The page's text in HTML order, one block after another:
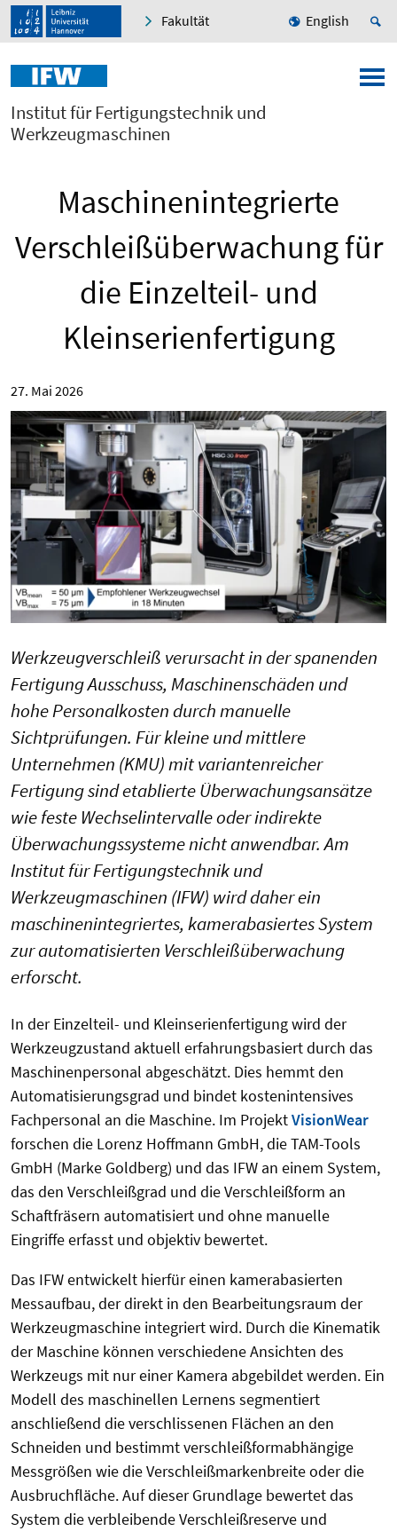
Fakultät English
Institut für Fertigungstechnik und
Werkzeugmaschinen
Maschinenintegrierte
Verschleißüberwachung für
die Einzelteil- und
Kleinserienfertigung
27. Mai 2026
Werkzeugverschleiß verursacht in der spanenden
Fertigung Ausschuss, Maschinenschäden und
hohe Personalkosten durch manuelle
Sichtprüfungen. Für kleine und mittlere
Unternehmen (KMU) mit variantenreicher
Fertigung sind etablierte Überwachungsansätze
wie feste Wechselintervalle oder indirekte
Überwachungssysteme nicht anwendbar. Am
Institut für Fertigungstechnik und
Werkzeugmaschinen (IFW) wird daher ein
maschinenintegriertes, kamerabasiertes System
zur automatisierten Verschleißüberwachung
erforscht.
In der Einzelteil- und Kleinserienfertigung wird der
Werkzeugzustand aktuell erfahrungsbasiert durch das
Maschinenpersonal abgeschätzt. Dies hemmt den
Automatisierungsgrad und bindet kostenintensives
Fachpersonal an die Maschine. Im ProjektVisionWear
forschen die Lorenz Hoffmann GmbH, die TAM-Tools
GmbH (Marke Goldberg) und das IFW an einem System,
das den Verschleißgrad und die Verschleißform an
Schaftfräsern automatisiert und ohne manuelle
Eingriffe erfasst und objektiv bewertet.
Das IFW entwickelt hierfür einen kamerabasierten
Messaufbau, der direkt in den Bearbeitungsraum der
Werkzeugmaschine integriert wird. Durch die Kinematik
der Maschine können verschiedene Ansichten des
Werkzeugs mit nur einer Kamera abgebildet werden. Ein
Modell des maschinellen Lernens segmentiert
anschließend die verschlissenen Flächen an den
Schneiden und bestimmt verschleißformabhängige
Messgrößen wie die Verschleißmarkenbreite oder die
Ausbruchfläche. Auf dieser Grundlage bewertet das
System die verbleibende Verschleißreserve und